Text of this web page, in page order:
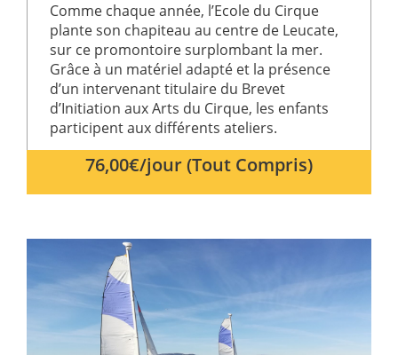
Comme chaque année, l’Ecole du Cirque
plante son chapiteau au centre de Leucate,
sur ce promontoire surplombant la mer.
Grâce à un matériel adapté et la présence
d’un intervenant titulaire du Brevet
d’Initiation aux Arts du Cirque, les enfants
participent aux différents ateliers.
76,00€/jour (Tout Compris)